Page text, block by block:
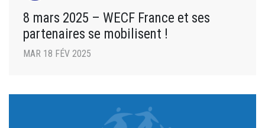
8 mars 2025 – WECF France et ses
partenaires se mobilisent !
MAR 18 FÉV 2025